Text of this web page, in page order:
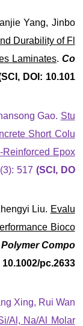
Yang, Jinbo
Durability of Fl
Laminates. Co
DOI: 10.101
Gao. Stu
Short Colu
Epox
517 (SCI, DO
Liu. Evalu
Bioco
Polymer Compo
10.1002/pc.2633
Xing, Rui Wan
Al, Na/Al Molar